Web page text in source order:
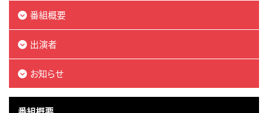
番組概要
出演者
お知らせ